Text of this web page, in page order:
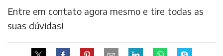
Entre em contato agora mesmo e tire todas as
suas dúvidas!